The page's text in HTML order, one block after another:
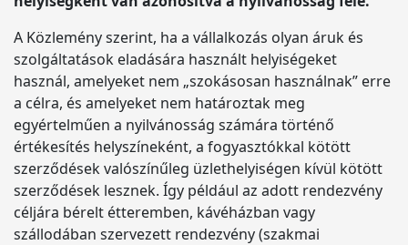
A Közlemény szerint, ha a vállalkozás olyan áruk és
szolgáltatások eladására használt helyiségeket
használ, amelyeket nem „szokásosan használnak” erre
a célra, és amelyeket nem határoztak meg
egyértelműen a nyilvánosság számára történő
értékesítés helyszíneként, a fogyasztókkal kötött
szerződések valószínűleg üzlethelyiségen kívül kötött
szerződések lesznek. Így például az adott rendezvény
céljára bérelt étteremben, kávéházban vagy
szállodában szervezett rendezvény (szakmai